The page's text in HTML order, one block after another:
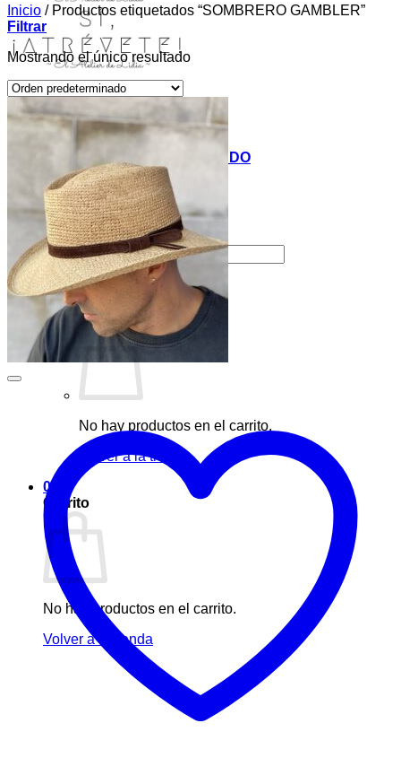
INICIO
TIENDA
MIS COSITAS POR EL MUNDO
EL COMIENZO
BLOG
PAGOS
CONTACTO
Buscar por:
Acceder / Registrarse
Carrito / 0,00€ 0
No hay productos en el carrito.
Volver a la tienda
0
Carrito
No hay productos en el carrito.
Volver a la tienda
Inicio /Productos etiquetados “SOMBRERO GAMBLER”
Filtrar
Mostrando el único resultado